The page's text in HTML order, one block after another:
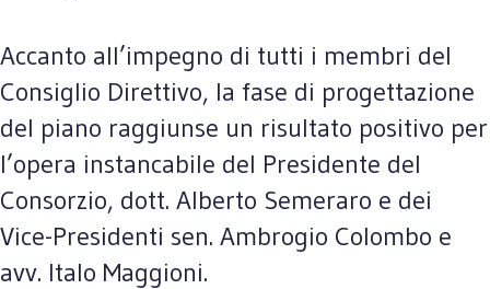
Accanto all’impegno di tutti i membri del
Consiglio Direttivo, la fase di progettazione
del piano raggiunse un risultato positivo per
l’opera instancabile del Presidente del
Consorzio, dott. Alberto Semeraro e dei
Vice-Presidenti sen. Ambrogio Colombo e
avv. Italo Maggioni.